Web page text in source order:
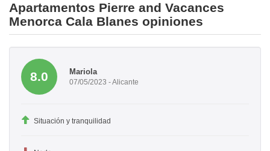
Apartamentos Pierre and Vacances
Menorca Cala Blanes opiniones
8.0 Mariola
07/05/2023 - Alicante
Situación y tranquilidad